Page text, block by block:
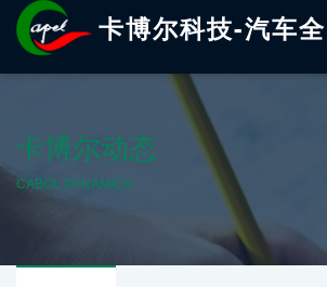
卡博尔科技-汽车
卡博尔动态
CABOL DYNAMICS